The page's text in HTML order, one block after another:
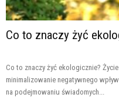
Co to znaczy żyć
Co to znaczy żyć ekologicznie?
minimalizowanie negatywnego
na podejmowaniu świadomych...